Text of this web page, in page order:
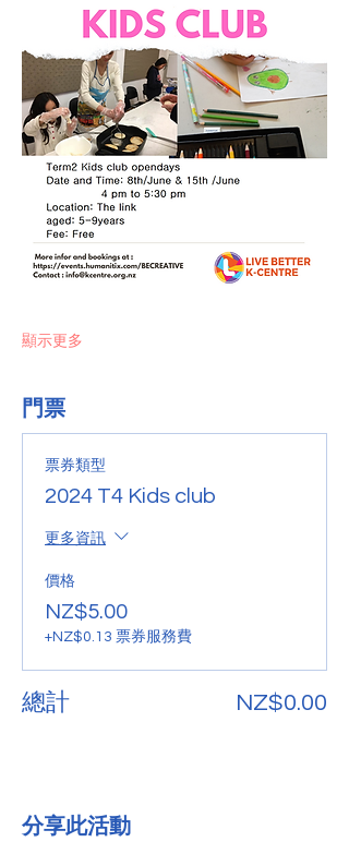
顯示更多
門票
票券類型
2024 T4 Kids club
更多資訊
價格
NZ$5.00
+NZ$0.13 票券服務費
總計 NZ$0.00
分享此活動